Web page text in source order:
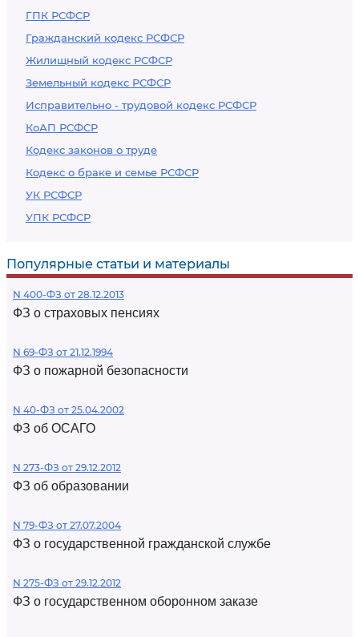
ГПК РСФСР
Гражданский кодекс РСФСР
Жилищный кодекс РСФСР
Земельный кодекс РСФСР
Исправительно - трудовой кодекс РСФСР
КоАП РСФСР
Кодекс законов о труде
Кодекс о браке и семье РСФСР
УК РСФСР
УПК РСФСР
Популярные статьи и материалы
N 400-ФЗ от 28.12.2013
ФЗ о страховых пенсиях
N 69-ФЗ от 21.12.1994
ФЗ о пожарной безопасности
N 40-ФЗ от 25.04.2002
ФЗ об ОСАГО
N 273-ФЗ от 29.12.2012
ФЗ об образовании
N 79-ФЗ от 27.07.2004
ФЗ о государственной гражданской службе
N 275-ФЗ от 29.12.2012
ФЗ о государственном оборонном заказе